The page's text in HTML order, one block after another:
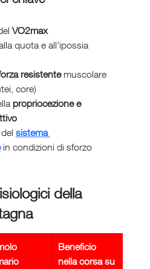
VO2max
quota e all’ipossia
resistente muscolare
core)
propriocezione e
sistema
in condizioni di sforzo
della
Beneficio
nella corsa su